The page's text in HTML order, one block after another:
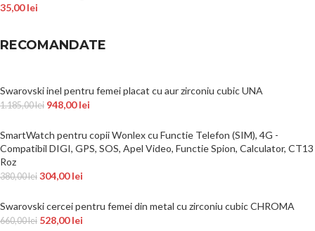
35,00lei
RECOMANDATE
Swarovski inel pentru femei placat cu aur zirconiu cubic UNA
1.185,00lei 948,00lei
SmartWatch pentru copii Wonlex cu Functie Telefon (SIM), 4G -
Compatibil DIGI, GPS, SOS, Apel Video, Functie Spion, Calculator, CT13
Roz
380,00lei 304,00lei
Swarovski cercei pentru femei din metal cu zirconiu cubic CHROMA
660,00lei 528,00lei